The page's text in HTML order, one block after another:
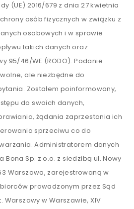
(UE) 2016/679 z dnia 27 kwietnia
osób fizycznych w związku z
osobowych i w sprawie
takich danych oraz
95/46/WE (RODO). Podanie
ale niezbędne do
Zostałem poinformowany,
do swoich danych,
żądania zaprzestania ich
sprzeciwu co do
Administratorem danych
Bona Sp. z o.o. z siedzibą ul. Nowy
Warszawa, zarejestrowaną w
prowadzonym przez Sąd
Warszawy w Warszawie, XIV